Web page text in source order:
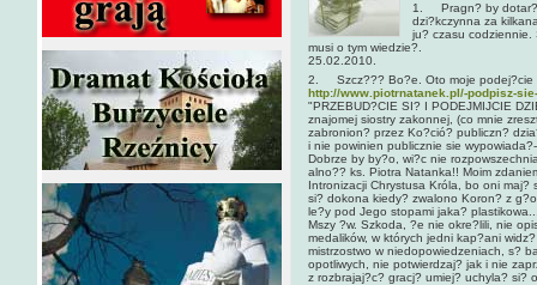
1. Pragn? by
dzi?kczynna za
ju? czasu codziennie.
musi o tym wiedzie?.
25.02.2010.
2. Szcz??? Bo?e. Oto moje podej?cie
http://www.piotrnatanek.pl/-podpisz-
"PRZEBUD?CIE SI? I PODEJMIJCIE
znajomej siostry zakonnej, (co mnie
zabronion? przez Ko?ció? publiczn?
i nie powinien publicznie sie
Dobrze by by?o, wi?c nie
alno?? ks. Piotra Natanka!! Moim
Intronizacji Chrystusa Króla, bo oni
si? dokona kiedy? zwalono Koron? z
le?y pod Jego stopami jaka?
Mszy ?w. Szkoda, ?e nie okre?lili, nie
medalików, w których jedni kap?ani
mistrzostwo w niedopowiedzeniach, s?
opotliwych, nie potwierdzaj? jak i nie
z rozbrajaj?c? gracj? umiej? uchyla? si?